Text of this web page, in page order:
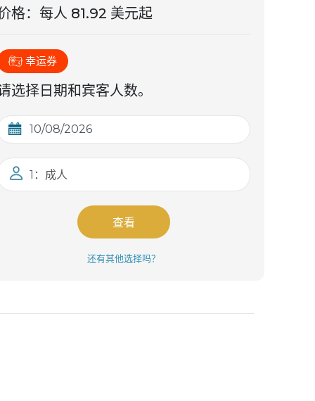
格： 每人 81.92 美元起
幸运券
选择日期和宾客人数。
1：成人
查看
还有其他选择吗？